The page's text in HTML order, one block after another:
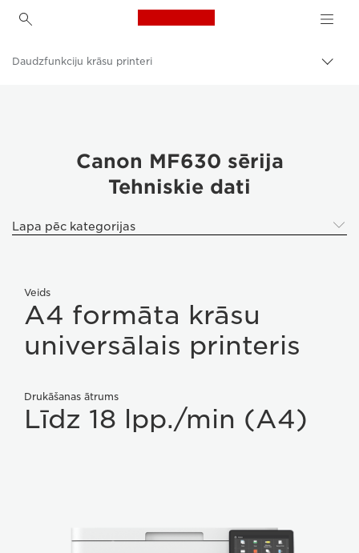
Canon Logo, back to
Produkti uzņēmumiem
Printeri un faksi uzņēmumiem
Daudzfunkciju krāsu printeri
Canon MF630 sērija
Tehniskie dati
Lapa pēc kategorijas
Veids
A4 formāta krāsu
universālais printeris
Drukāšanas ātrums
Līdz 18 lpp./min (A4)